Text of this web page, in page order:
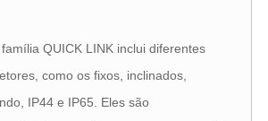
QUICK LINK inclui diferentes
como os fixos, inclinados,
IP44 e IP65. Eles são